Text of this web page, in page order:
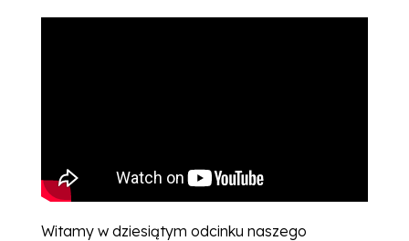
Witamy w dziesiątym odcinku naszego